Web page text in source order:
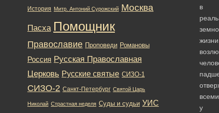
в
жизни
у
История Митр. Антоний Сурожский Москва
Пасха Помощник
Православие Проповеди Романовы
Россия Русская Православная
Церковь Русские святые СИЗО-1
СИЗО-2 Санкт-Петербург Святой Царь
Николай Страстная неделя Суды и судьи УИС